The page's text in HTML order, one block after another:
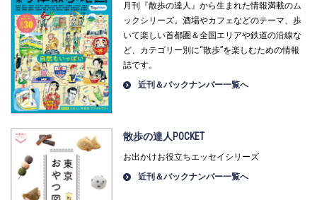
月刊『散歩の達人』から生まれた情報満載のム
ックシリーズ。酒場やカフェなどのテーマ、歩
いて楽しい首都圏＆全国エリアや鉄道の沿線な
ど、カテゴリー別に“散歩”を楽しむための情報
誌です。
近刊＆バックナンバー一覧へ
散歩の達人POCKET
お出かけお役立ちエッセイシリーズ
近刊＆バックナンバー一覧へ